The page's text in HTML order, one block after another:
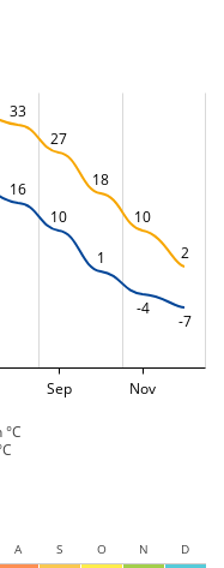
33
27
18
10
2
16
10
1
-4
-7
Sep Nov
A S O N D